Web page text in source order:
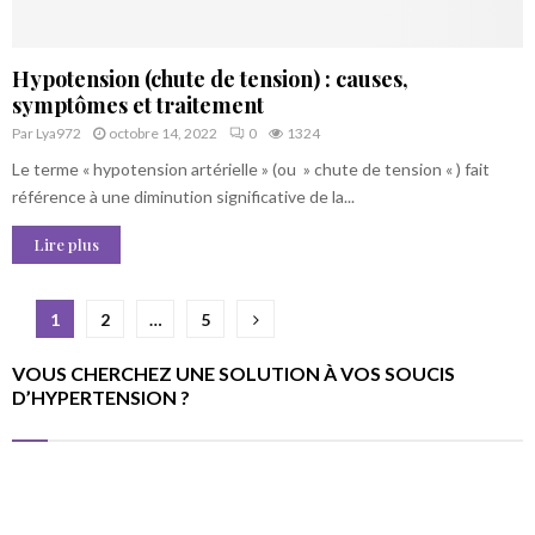
Hypotension (chute de tension) : causes,
symptômes et traitement
Par Lya972 octobre 14, 2022 0 1324
Le terme « hypotension artérielle » (ou » chute de tension « ) fait
référence à une diminution significative de la...
Lire plus
Pagination
des
publications
1 2 … 5
VOUS CHERCHEZ UNE SOLUTION À VOS SOUCIS
D’HYPERTENSION ?